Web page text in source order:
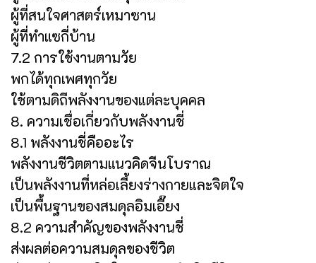
ผู้ที่สนใจศาสตร์เหมาซาน
ผู้ที่ทำแซกี่บ้าน
7.2 การใช้งานตามวัย
พกได้ทุกเพศทุกวัย
ใช้ตามดิถีพลังงานของแต่ละบุคคล
8. ความเชื่อเกี่ยวกับพลังงานชี่
8.1 พลังงานชี่คืออะไร
พลังงานชีวิตตามแนวคิดจีนโบราณ
เป็นพลังงานที่หล่อเลี้ยงร่างกายและจิตใจ
เป็นพื้นฐานของสมดุลอิมเอี๊ยง
8.2 ความสำคัญของพลังงานชี่
ส่งผลต่อความสมดุลของชีวิต